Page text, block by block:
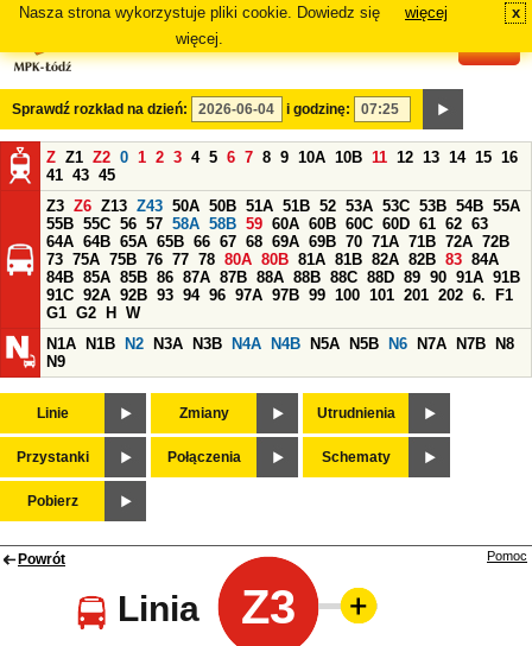
Nasza strona wykorzystuje pliki cookie. Dowiedz się
więcej.
więcej x
Sprawdź rozkład na dzień: i godzinę:
Z Z1 Z2 0 1 2 3 4 5 6 7 8 9 10A 10B 11 12 13 14 15 16
41 43 45
Z3 Z6 Z13 Z43 50A 50B 51A 51B 52 53A 53C 53B 54B 55A
55B 55C 56 57 58A 58B 59 60A 60B 60C 60D 61 62 63
64A 64B 65A 65B 66 67 68 69A 69B 70 71A 71B 72A 72B
73 75A 75B 76 77 78 80A 80B 81A 81B 82A 82B 83 84A
84B 85A 85B 86 87A 87B 88A 88B 88C 88D 89 90 91A 91B
91C 92A 92B 93 94 96 97A 97B 99 100 101 201 202 6.
F1
G1 G2 H
W
N1A
N1B N2 N3A N3B N4A N4B N5A N5B N6 N7A N7B
N8
N9
Linie Zmiany Utrudnienia
Przystanki Połączenia Schematy
Pobierz
Powrót
Linia Z3
Pomoc